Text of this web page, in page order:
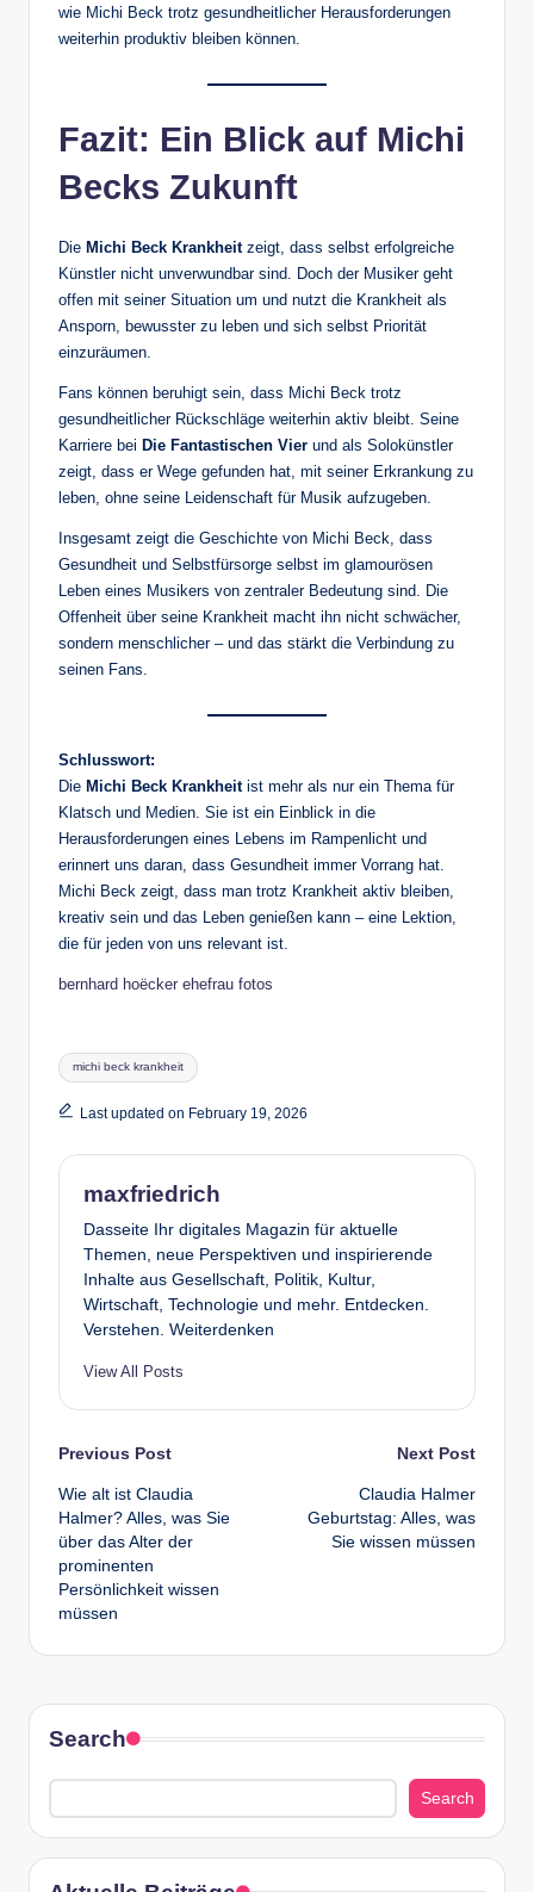
wie Michi Beck trotz gesundheitlicher Herausforderungen
weiterhin produktiv bleiben können.
Fazit: Ein Blick auf Michi
Becks Zukunft
Die Michi Beck Krankheitzeigt, dass selbst erfolgreiche
Künstler nicht unverwundbar sind. Doch der Musiker geht
offen mit seiner Situation um und nutzt die Krankheit als
Ansporn, bewusster zu leben und sich selbst Priorität
einzuräumen.
Fans können beruhigt sein, dass Michi Beck trotz
gesundheitlicher Rückschläge weiterhin aktiv bleibt. Seine
Karriere bei Die Fantastischen Vier und als Solokünstler
zeigt, dass er Wege gefunden hat, mit seiner Erkrankung zu
leben, ohne seine Leidenschaft für Musik aufzugeben.
Insgesamt zeigt die Geschichte von Michi Beck, dass
Gesundheit und Selbstfürsorge selbst im glamourösen
Leben eines Musikers von zentraler Bedeutung sind. Die
Offenheit über seine Krankheit macht ihn nicht schwächer,
sondern menschlicher – und das stärkt die Verbindung zu
seinen Fans.
Schlusswort:
Die Michi Beck Krankheitist mehr als nur ein Thema für
Klatsch und Medien. Sie ist ein Einblick in die
Herausforderungen eines Lebens im Rampenlicht und
erinnert uns daran, dass Gesundheit immer Vorrang hat.
Michi Beck zeigt, dass man trotz Krankheit aktiv bleiben,
kreativ sein und das Leben genießen kann – eine Lektion,
die für jeden von uns relevant ist.
bernhard hoëcker ehefrau fotos
Tags:
michi beck krankheit
Last updated on February 19, 2026
maxfriedrich
Dasseite Ihr digitales Magazin für aktuelle
Themen, neue Perspektiven und inspirierende
Inhalte aus Gesellschaft, Politik, Kultur,
Wirtschaft, Technologie und mehr. Entdecken.
Verstehen. Weiterdenken
View All Posts
Post
navigation
Previous Post
Wie alt ist Claudia
Halmer? Alles, was Sie
über das Alter der
prominenten
Persönlichkeit wissen
müssen
Next Post
Claudia Halmer
Geburtstag: Alles, was
Sie wissen müssen
Search
Search